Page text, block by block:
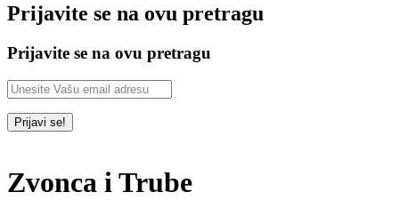
Prijavite se na ovu pretragu
Prijavite se na ovu pretragu
Prijavi se!
Zvonca i Trube